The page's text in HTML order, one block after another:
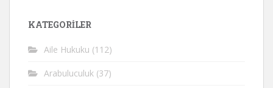
KATEGORİLER
Aile Hukuku (112)
Arabuluculuk (37)